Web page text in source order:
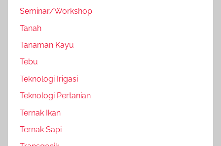
Seminar/Workshop
Tanah
Tanaman Kayu
Tebu
Teknologi Irigasi
Teknologi Pertanian
Ternak Ikan
Ternak Sapi